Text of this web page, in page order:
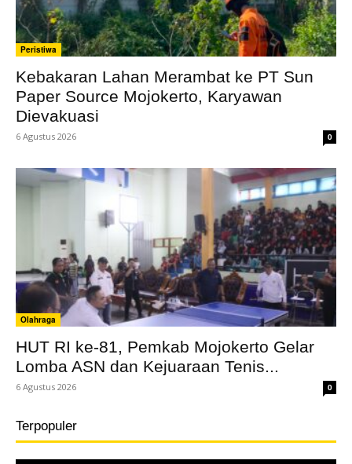
Peristiwa
Kebakaran Lahan Merambat ke PT Sun
Paper Source Mojokerto, Karyawan
Dievakuasi
6 Agustus 2026 0
Olahraga
HUT RI ke-81, Pemkab Mojokerto Gelar
Lomba ASN dan Kejuaraan Tenis...
6 Agustus 2026 0
Terpopuler